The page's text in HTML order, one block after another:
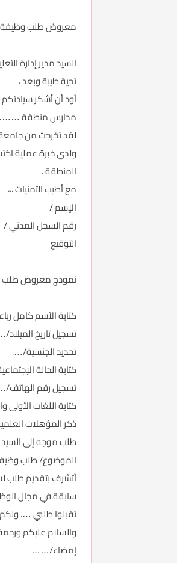
معروض طلب وظيفة
السيد مدير
تحية طيبة وبعد ،
أود أن أشكر
مدارس منطقة
لقد تخرجت
ولدي خبرة عملية
المنطقة .
مع أطيب التمنيات ،،،
الإسم /
رقم السجل المدني /
التوقيع
نموذج معروض طلب
كتابة الأسم كامل
تسجيل تاريخ
تحديد الجنسية/….
كتابة الحالة
تسجيل رقم
كتابة اللغات الأولى
ذكر المؤهلات
طلب موجه إلى
الموضوع/ طلب
أتشرف بتقديم طلب
سابقة في مجال
تقبلوا طلبي ….
والسلام عليكم
إمضاء/……